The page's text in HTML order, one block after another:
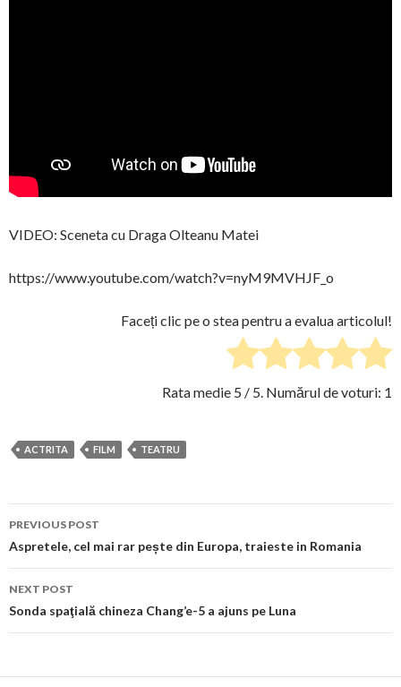
VIDEO: Sceneta cu Draga Olteanu Matei
https://www.youtube.com/watch?v=nyM9MVHJF_o
Faceți clic pe o stea pentru a evalua articolul!
Rata medie 5 / 5. Numărul de voturi: 1
ACTRITA FILM TEATRU
Post
navigation
PREVIOUS POST
Aspretele, cel mai rar pește din Europa, traieste in Romania
NEXT POST
Sonda spaţială chineza Chang’e-5 a ajuns pe Luna